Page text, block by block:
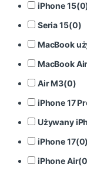
iPhone 15(0
Seria 15(0)
MacBook
MacBook
Air M3(0)
iPhone 17
Używany
iPhone 17(0)
iPhone Air(